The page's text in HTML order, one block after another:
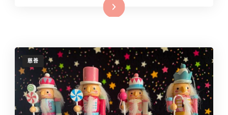
Read More
慈善